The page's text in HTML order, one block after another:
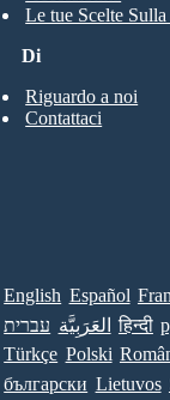
Di
Riguardo a noi
Contattaci
Le tue Scelte
English Español
עברית العَرَبِيَّة हिन्दी
Türkçe Polski
български Lietuvos